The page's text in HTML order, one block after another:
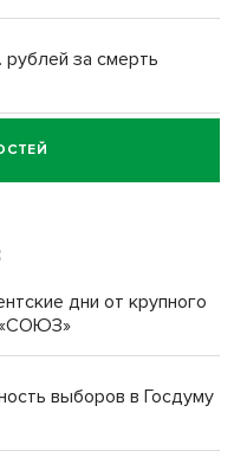
за смерть
за смерть
дни от крупного
«СОЮЗ»
выборов в Госдуму